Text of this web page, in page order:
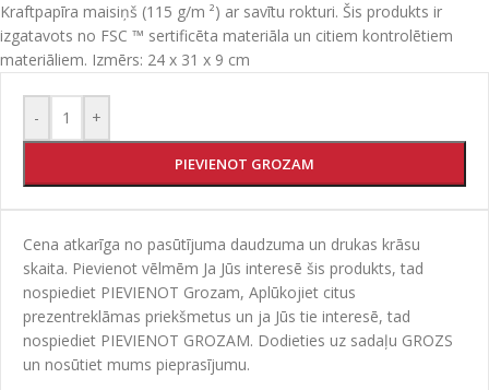
Kraftpapīra maisiņš (115 g/m ²) ar savītu rokturi. Šis produkts ir
izgatavots no FSC ™ sertificēta materiāla un citiem kontrolētiem
materiāliem. Izmērs: 24 x 31 x 9 cm
- +
PIEVIENOT GROZAM
Cena atkarīga no pasūtījuma daudzuma un drukas krāsu
skaita. Pievienot vēlmēm Ja Jūs interesē šis produkts, tad
nospiediet PIEVIENOT Grozam, Aplūkojiet citus
prezentreklāmas priekšmetus un ja Jūs tie interesē, tad
nospiediet PIEVIENOT GROZAM. Dodieties uz sadaļu GROZS
un nosūtiet mums pieprasījumu.